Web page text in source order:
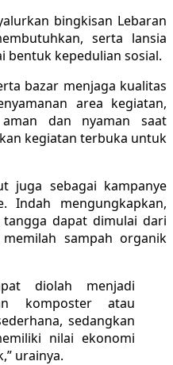
bingkisan Lebaran
serta lansia
bentuk kepedulian sosial.
bazar menjaga kualitas
area kegiatan,
dan nyaman saat
kegiatan terbuka untuk
juga sebagai kampanye
Indah mengungkapkan,
dapat dimulai dari
sampah organik
diolah menjadi
komposter atau
sedangkan
nilai ekonomi
urainya.